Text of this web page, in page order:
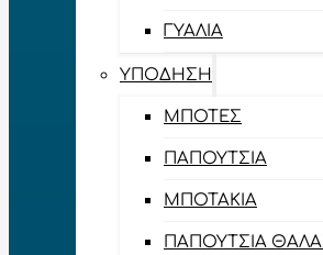
ΓΥΑΛΙΆ
ΥΠΌΔΗΣΗ
ΜΠΌΤΕΣ
ΠΑΠΟΎΤΣΙΑ
ΜΠΟΤΆΚΙΑ
ΠΑΠΟΎΤΣΙΑ